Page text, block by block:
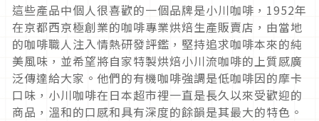
這些產品中個人很喜歡的一個品牌是小川咖啡，1952年
在京都西京極創業的咖啡專業烘焙生產販賣店，由當地
的咖啡職人注入情熱研發評鑑，堅持追求咖啡本來的純
美風味，並希望將自家特製烘焙小川流咖啡的上質感廣
泛傳達給大家。他們的有機咖啡強調是低咖啡因的摩卡
口味，小川咖啡在日本超市裡一直是長久以來受歡迎的
商品，溫和的口感和具有深度的餘韻是其最大的特色。